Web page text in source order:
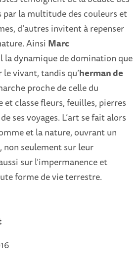
par la multitude des couleurs et
d’autres invitent à repenser
Ainsi Marc
la dynamique de domination que
le vivant, tandis qu’herman de
proche de celle du
classe fleurs, feuilles, pierres
ses voyages. L’art se fait alors
et la nature, ouvrant un
non seulement sur leur
sur l’impermanence et
forme de vie terrestre.